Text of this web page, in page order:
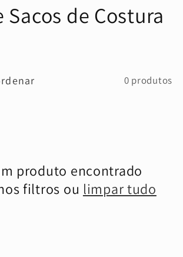
Sacos de Costura
0 produtos
produto encontrado
filtros ou limpar tudo